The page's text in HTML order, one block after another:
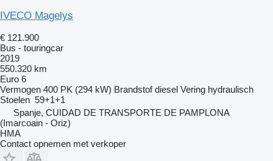
IVECO Magelys
€ 121.900
Bus - touringcar
2019
550.320 km
Euro 6
Vermogen 400 PK (294 kW) Brandstof diesel Vering hydraulisch
Stoelen 59+1+1
Spanje, CUIDAD DE TRANSPORTE DE PAMPLONA
(Imarcoain - Oriz)
HMA
Contact opnemen met verkoper